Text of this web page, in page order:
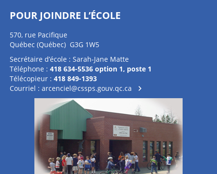
POUR JOINDRE L’ÉCOLE
570, rue Pacifique
Québec (Québec) G3G 1W5
Secrétaire d’école : Sarah-Jane Matte
Téléphone : 418 634-5536 option 1, poste 1
Télécopieur : 418 849-1393
Courriel : arcenciel@cssps.gouv.qc.ca